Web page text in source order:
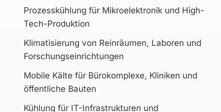
Prozesskühlung für Mikroelektronik und High-
Tech-Produktion
Klimatisierung von Reinräumen, Laboren und
Forschungseinrichtungen
Mobile Kälte für Bürokomplexe, Kliniken und
öffentliche Bauten
Kühlung für IT-Infrastrukturen und